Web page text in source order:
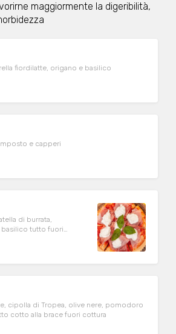
maggiormente la digeribilità,
fiordilatte, origano e basilico
e capperi
di burrata,
tutto fuori
cipolla di Tropea, olive nere, pomodoro
cotto alla brace fuori cottura